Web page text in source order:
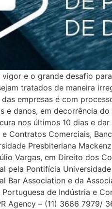
e o grande desafio
tratados de maneira
empresas é com
danos, em decorrência
nos últimos 10 dias e
Contratos Comerciais,
Presbiteriana
Vargas, em Direito dos
pela Pontifícia
Bar Association e da
de Indústria e
Agency – (11) 3666 7979/